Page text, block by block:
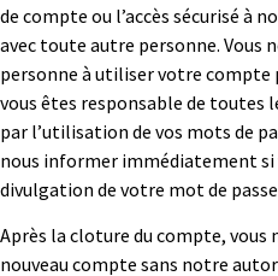
de compte ou l’accès sécurisé à
avec toute autre personne. Vous
personne à utiliser votre compte
vous êtes responsable de toutes
par l’utilisation de vos mots de
nous informer immédiatement si
divulgation de votre mot de
Après la cloture du compte, vous
nouveau compte sans notre